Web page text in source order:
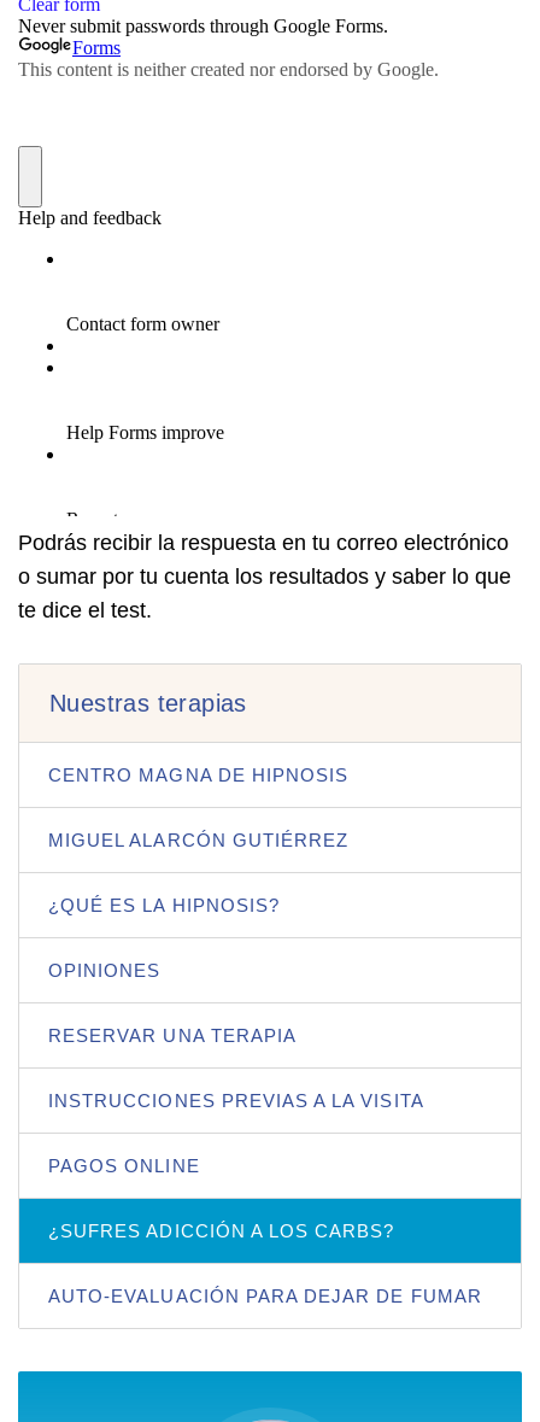
Podrás recibir la respuesta en tu correo electrónico
o sumar por tu cuenta los resultados y saber lo que
te dice el test.
Nuestras terapias
CENTRO MAGNA DE HIPNOSIS
MIGUEL ALARCÓN GUTIÉRREZ
¿QUÉ ES LA HIPNOSIS?
OPINIONES
RESERVAR UNA TERAPIA
INSTRUCCIONES PREVIAS A LA VISITA
PAGOS ONLINE
¿SUFRES ADICCIÓN A LOS CARBS?
AUTO-EVALUACIÓN PARA DEJAR DE FUMAR